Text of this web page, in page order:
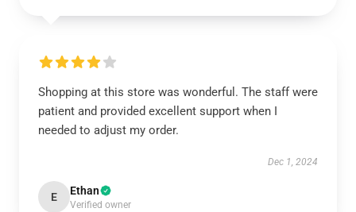
Shopping at this store was wonderful. The staff were
patient and provided excellent support when I
needed to adjust my order.
Dec 1, 2024
E Ethan
Verified owner